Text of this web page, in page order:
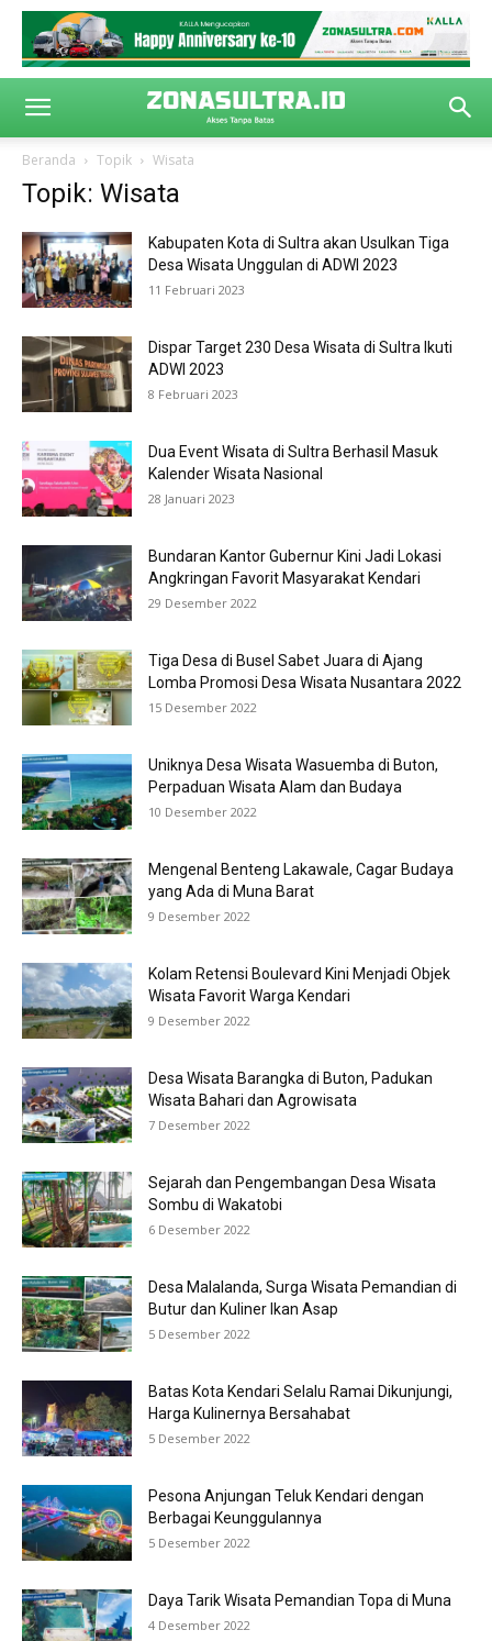
Beranda Topik Wisata
Topik: Wisata
Kabupaten Kota di Sultra akan Usulkan Tiga
Desa Wisata Unggulan di ADWI 2023
11 Februari 2023
Dispar Target 230 Desa Wisata di Sultra Ikuti
ADWI 2023
8 Februari 2023
Dua Event Wisata di Sultra Berhasil Masuk
Kalender Wisata Nasional
28 Januari 2023
Bundaran Kantor Gubernur Kini Jadi Lokasi
Angkringan Favorit Masyarakat Kendari
29 Desember 2022
Tiga Desa di Busel Sabet Juara di Ajang
Lomba Promosi Desa Wisata Nusantara 2022
15 Desember 2022
Uniknya Desa Wisata Wasuemba di Buton,
Perpaduan Wisata Alam dan Budaya
10 Desember 2022
Mengenal Benteng Lakawale, Cagar Budaya
yang Ada di Muna Barat
9 Desember 2022
Kolam Retensi Boulevard Kini Menjadi Objek
Wisata Favorit Warga Kendari
9 Desember 2022
Desa Wisata Barangka di Buton, Padukan
Wisata Bahari dan Agrowisata
7 Desember 2022
Sejarah dan Pengembangan Desa Wisata
Sombu di Wakatobi
6 Desember 2022
Desa Malalanda, Surga Wisata Pemandian di
Butur dan Kuliner Ikan Asap
5 Desember 2022
Batas Kota Kendari Selalu Ramai Dikunjungi,
Harga Kulinernya Bersahabat
5 Desember 2022
Pesona Anjungan Teluk Kendari dengan
Berbagai Keunggulannya
5 Desember 2022
Daya Tarik Wisata Pemandian Topa di Muna
4 Desember 2022